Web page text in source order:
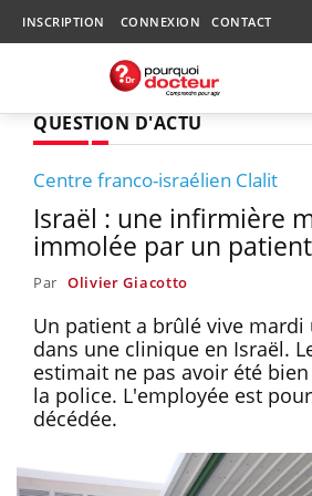
INSCRIPTION CONNEXION CONTACT
QUESTION D'ACTU
Centre franco-israélien Clalit
Israël : une infirmière
immolée par un patient
Par Olivier Giacotto
Un patient a brûlé vive
dans une clinique en Israël.
estimait ne pas avoir été
la police. L'employée est
décédée.